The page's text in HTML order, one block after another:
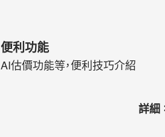
便利功能
AI估價功能等，便利技巧介紹
詳細